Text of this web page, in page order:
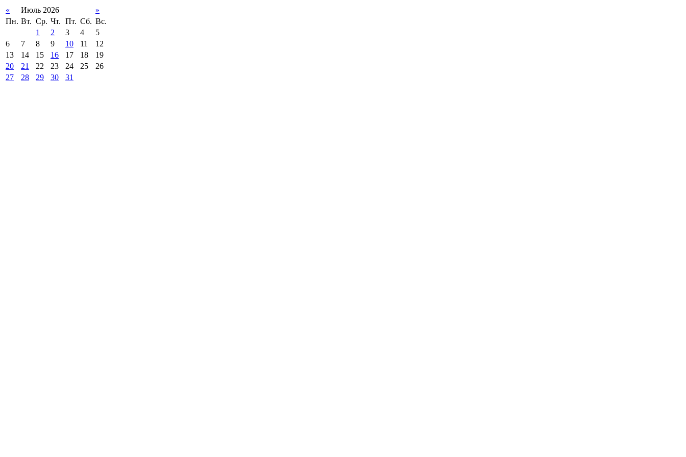
« Июль 2026
»
Пн. Вт. Ср. Чт. Пт. Сб. Вс.
1
2 3 4
5
6
7 8 9 10 11
12
13
14 15 16 17 18
19
20
21 22 23 24 25
26
27
28 29 30 31